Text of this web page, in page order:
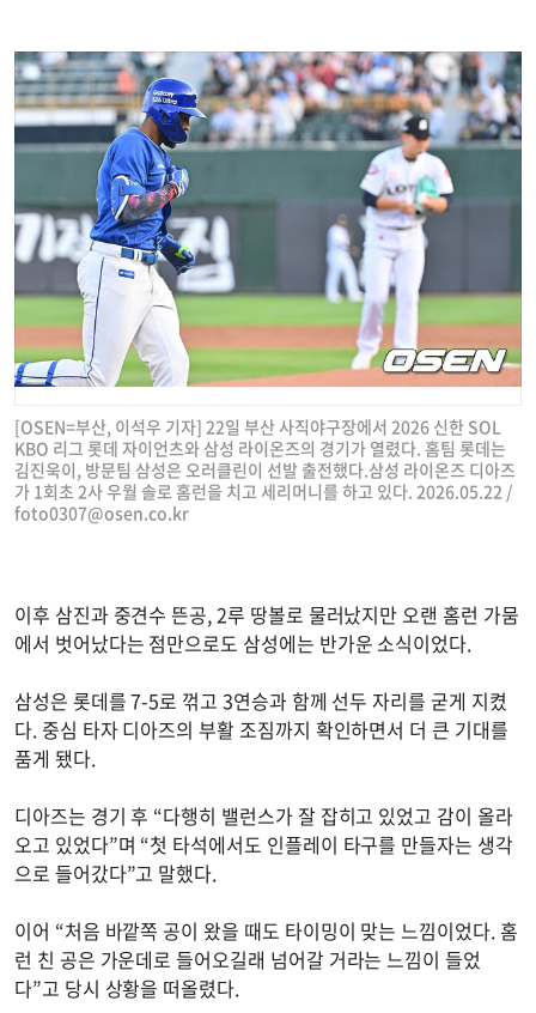
[OSEN=부산, 이석우 기자] 22일 부산 사직야구장에서 2026 신한 SOL
KBO 리그 롯데 자이언츠와 삼성 라이온즈의 경기가 열렸다. 홈팀 롯데는
김진욱이, 방문팀 삼성은 오러클린이 선발 출전했다.삼성 라이온즈 디아즈
가 1회초 2사 우월 솔로 홈런을 치고 세리머니를 하고 있다. 2026.05.22 /
foto0307@osen.co.kr
이후 삼진과 중견수 뜬공, 2루 땅볼로 물러났지만 오랜 홈런 가뭄
에서 벗어났다는 점만으로도 삼성에는 반가운 소식이었다.
삼성은 롯데를 7-5로 꺾고 3연승과 함께 선두 자리를 굳게 지켰
다. 중심 타자 디아즈의 부활 조짐까지 확인하면서 더 큰 기대를
품게 됐다.
디아즈는 경기 후 “다행히 밸런스가 잘 잡히고 있었고 감이 올라
오고 있었다”며 “첫 타석에서도 인플레이 타구를 만들자는 생각
으로 들어갔다”고 말했다.
이어 “처음 바깥쪽 공이 왔을 때도 타이밍이 맞는 느낌이었다. 홈
런 친 공은 가운데로 들어오길래 넘어갈 거라는 느낌이 들었
다”고 당시 상황을 떠올렸다.